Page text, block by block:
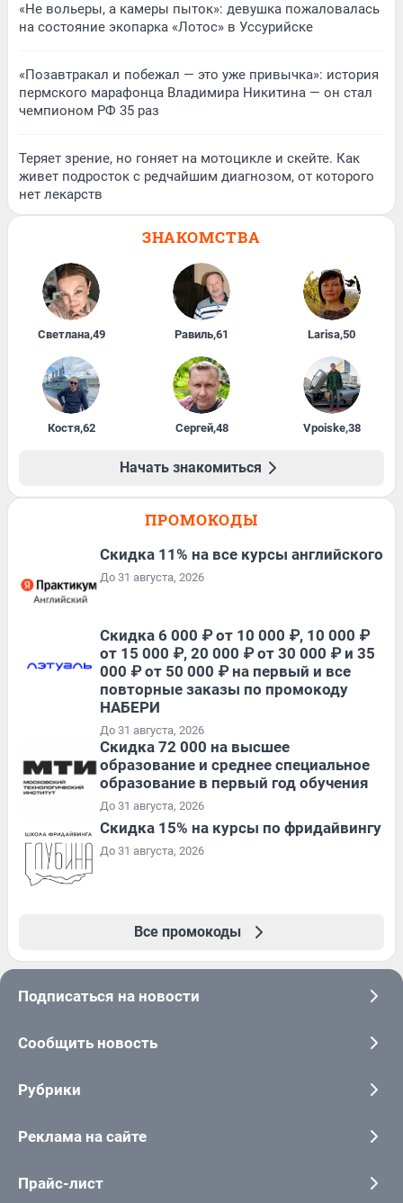
«Не вольеры, а камеры пыток»: девушка пожаловалась
на состояние экопарка «Лотос» в Уссурийске
«Позавтракал и побежал — это уже привычка»: история
пермского марафонца Владимира Никитина — он стал
чемпионом РФ 35 раз
Теряет зрение, но гоняет на мотоцикле и скейте. Как
живет подросток с редчайшим диагнозом, от которого
нет лекарств
ЗНАКОМСТВА
Светлана,49 Равиль,61 Larisa,50
Костя,62 Сергей,48 Vpoiske,38
Начать знакомиться
ПРОМОКОДЫ
Скидка 11% на все курсы английского
До 31 августа, 2026
Скидка 6 000 ₽ от 10 000 ₽, 10 000 ₽
от 15 000 ₽, 20 000 ₽ от 30 000 ₽ и 35
000 ₽ от 50 000 ₽ на первый и все
повторные заказы по промокоду
НАБЕРИ
До 31 августа, 2026
Скидка 72 000 на высшее
образование и среднее специальное
образование в первый год обучения
До 31 августа, 2026
Скидка 15% на курсы по фридайвингу
До 31 августа, 2026
Все промокоды
Подписаться на новости
Сообщить новость
Рубрики
Реклама на сайте
Прайс-лист